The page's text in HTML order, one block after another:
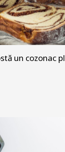
un cozonac